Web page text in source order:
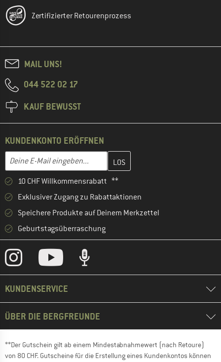
Zertifizierter Retourenprozess
MAIL UNS!
044 522 02 17
KAUF BEWUSST
KUNDENKONTO ERÖFFNEN
E-Mail-Adresse
Gib hier deine E-Mail-Adresse ein und erstelle im nächsten
10 CHF Willkommensrabatt **
Exklusiver Zugang zu Rabattaktionen
Speichere Produkte auf Deinem Merkzettel
Geburtstagsüberraschung
KUNDENSERVICE
ÜBER DIE BERGFREUNDE
**Der Gutschein gilt ab einem Mindestabnahmewert (nach Retoure)
von 80 CHF. Gutscheine für die Erstellung eines Kundenkontos können